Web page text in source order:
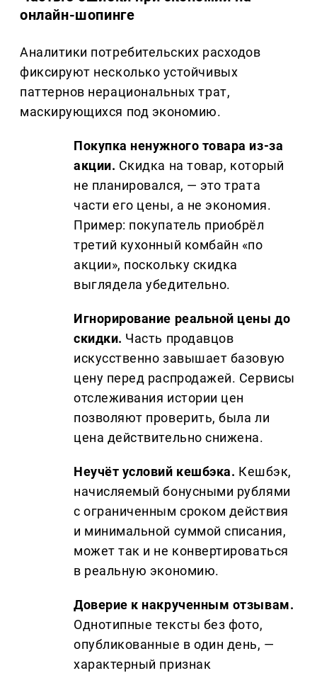
онлайн-шопинге
Аналитики потребительских расходов
фиксируют несколько устойчивых
паттернов нерациональных трат,
маскирующихся под экономию.
Покупка ненужного товара из-за
акции. Скидка на товар, который
не планировался, — это трата
части его цены, а не экономия.
Пример: покупатель приобрёл
третий кухонный комбайн «по
акции», поскольку скидка
выглядела убедительно.
Игнорирование реальной цены до
скидки. Часть продавцов
искусственно завышает базовую
цену перед распродажей. Сервисы
отслеживания истории цен
позволяют проверить, была ли
цена действительно снижена.
Неучёт условий кешбэка. Кешбэк,
начисляемый бонусными рублями
с ограниченным сроком действия
и минимальной суммой списания,
может так и не конвертироваться
в реальную экономию.
Доверие к накрученным отзывам.
Однотипные тексты без фото,
опубликованные в один день, —
характерный признак